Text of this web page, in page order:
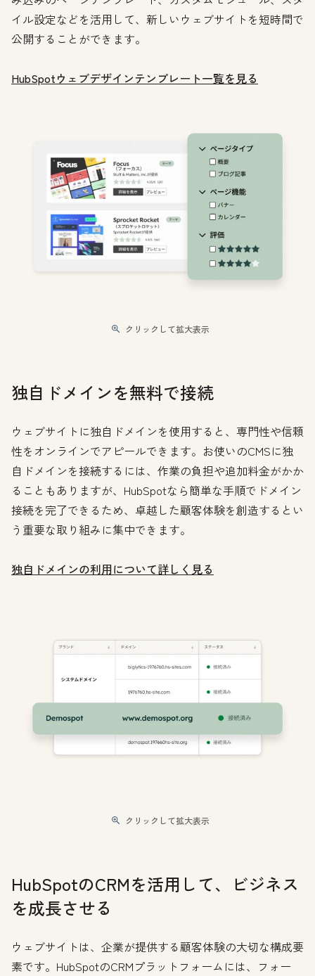
イル設定などを活用して、新しいウェブサイトを短時間で
公開することができます。
HubSpotウェブデザインテンプレート一覧を見る
クリックして拡大表示
独自ドメインを無料で接続
ウェブサイトに独自ドメインを使用すると、専門性や信頼
性をオンラインでアピールできます。お使いのCMSに独
自ドメインを接続するには、作業の負担や追加料金がかか
ることもありますが、HubSpotなら簡単な手順でドメイン
接続を完了できるため、卓越した顧客体験を創造するとい
う重要な取り組みに集中できます。
独自ドメインの利用について詳しく見る
クリックして拡大表示
HubSpotのCRMを活用して、ビジネス
を成長させる
ウェブサイトは、企業が提供する顧客体験の大切な構成要
素です。HubSpotのCRMプラットフォームには、フォー